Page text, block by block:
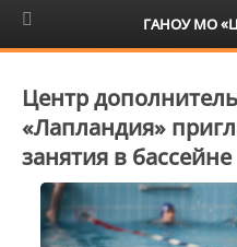
6+
Центр
«Лапландия»
занятия в бассейне
ГАНОУ МО